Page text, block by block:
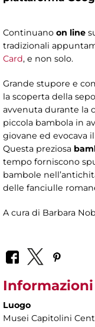
Continuano on line
tradizionali
Card, e non solo.
Grande stupore e
la scoperta della
avvenuta durante la
piccola bambola in
giovane ed evocava
Questa preziosa
tempo forniscono
bambole
delle fanciulle
A cura di Barbara
Informazioni
Luogo
Musei Capitolini